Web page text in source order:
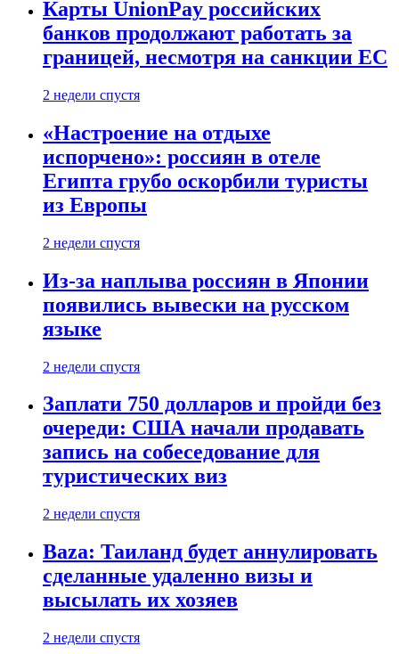
Карты UnionPay российских
банков продолжают работать за
границей, несмотря на санкции ЕС
2 недели спустя
«Настроение на отдыхе
испорчено»: россиян в отеле
Египта грубо оскорбили туристы
из Европы
2 недели спустя
Из-за наплыва россиян в Японии
появились вывески на русском
языке
2 недели спустя
Заплати 750 долларов и пройди без
очереди: США начали продавать
запись на собеседование для
туристических виз
2 недели спустя
Baza: Таиланд будет аннулировать
сделанные удаленно визы и
высылать их хозяев
2 недели спустя